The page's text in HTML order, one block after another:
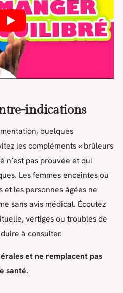
indications
quelques
les compléments « brûleurs
n’est pas prouvée et qui
Les femmes enceintes ou
les personnes âgées ne
sans avis médical. Écoutez
vertiges ou troubles de
à consulter.
et ne remplacent pas
santé.